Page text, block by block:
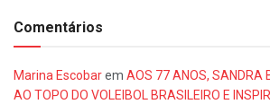
Comentários
Marina Escobarem AOS 77 ANOS, SANDRA
AO TOPO DO VOLEIBOL BRASILEIRO E